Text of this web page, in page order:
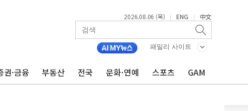
2026.08.06 (목) | ENG | 中文
패밀리 사이트
권·금융 부동산 전국 문화·연예 스포츠 GAM
, '부산 돼지국밥짬뽕' 2주간 전국 한시 판매
ADT캡스, 매장 운영·보안 통합관리 앱 출시